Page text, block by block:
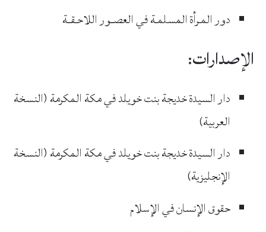
دور المـرأة المسلمـة في العصــور اللاحـقــة
الإصدارات:
دار السيدة خديجة بنت خويلد في مكة المكرمة (النسخة
العربية)
دار السيدة خديجة بنت خويلد في مكة المكرمة (النسخة
الإنجليزية)
حقوق الإنسان في الإسلام